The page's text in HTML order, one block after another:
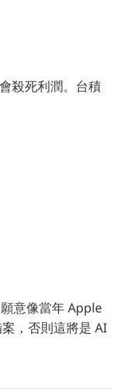
殺死利潤。台積
意像當年 Apple
，否則這將是 AI